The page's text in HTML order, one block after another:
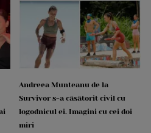
Andreea Munteanu de la
Survivor s-a căsătorit civil cu
logodnicul ei. Imagini cu cei doi
miri